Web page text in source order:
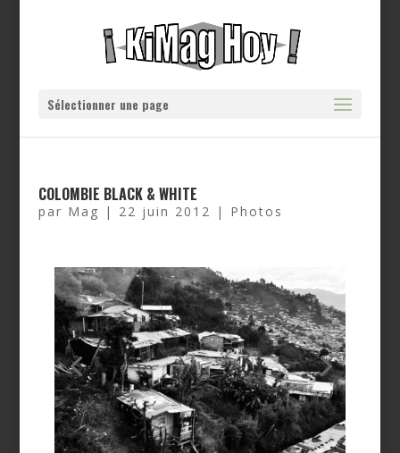
Sélectionner une page
COLOMBIE BLACK & WHITE
par Mag | 22 juin 2012 | Photos